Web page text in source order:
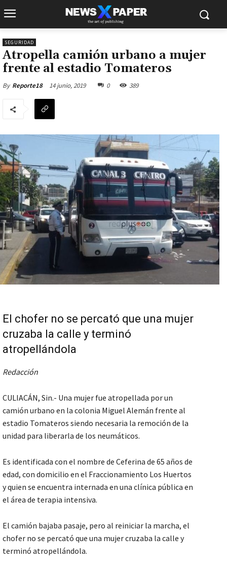
SEGURIDAD
Atropella camión urbano a mujer
frente al estadio Tomateros
By Reporte18 14 junio, 2019 0 389
El chofer no se percató que una mujer
cruzaba la calle y terminó
atropellándola
Redacción
CULIACÁN, Sin.- Una mujer fue atropellada por un
camión urbano en la colonia Miguel Alemán frente al
estadio Tomateros siendo necesaria la remoción de la
unidad para liberarla de los neumáticos.
Es identificada con el nombre de Ceferina de 65 años de
edad, con domicilio en el Fraccionamiento Los Huertos
y quien se encuentra internada en una clínica pública en
el área de terapia intensiva.
El camión bajaba pasaje, pero al reiniciar la marcha, el
chofer no se percató que una mujer cruzaba la calle y
terminó atropellándola.